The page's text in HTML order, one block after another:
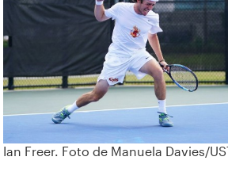
Ian Freer. Foto de Manuela Davies/